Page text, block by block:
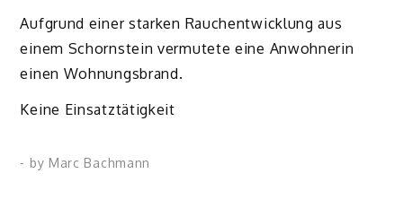
Aufgrund einer starken Rauchentwicklung aus
einem Schornstein vermutete eine Anwohnerin
einen Wohnungsbrand.
Keine Einsatztätigkeit
- by Marc Bachmann